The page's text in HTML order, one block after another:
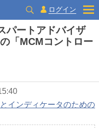
ログイン
パートアドバイザ
「MCMコントロー
インディケータのための